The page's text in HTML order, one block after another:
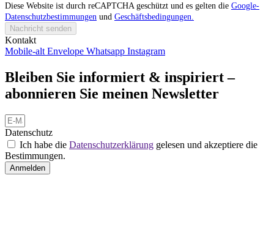
Diese Website ist durch reCAPTCHA geschützt und es gelten die Google-
Datenschutzbestimmungen und Geschäftsbedingungen.
Nachricht senden
Kontakt
Mobile-alt Envelope Whatsapp Instagram
Bleiben Sie informiert & inspiriert –
abonnieren Sie meinen Newsletter
Datenschutz
Ich habe die Datenschutzerklärung gelesen und akzeptiere die
Bestimmungen.
Anmelden